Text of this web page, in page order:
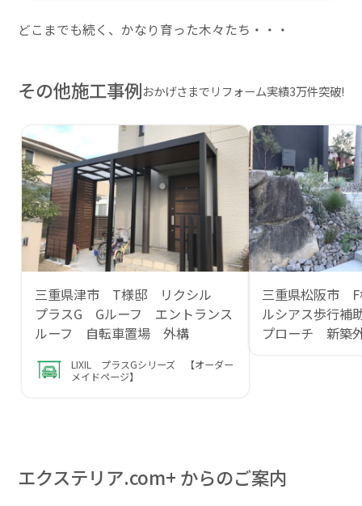
どこまでも続く、かなり育った木々たち・・・
その他施工事例おかげさまでリフォーム実績3万件突破!
三重県津市 T様邸 リクシル
プラスG Gルーフ エントランス
ルーフ 自転車置場 外構
LIXIL プラスGシリーズ 【オーダー
メイドページ】
三重県松阪市
ルシアス歩行
プローチ 新築
エクステリア.com+ からのご案内